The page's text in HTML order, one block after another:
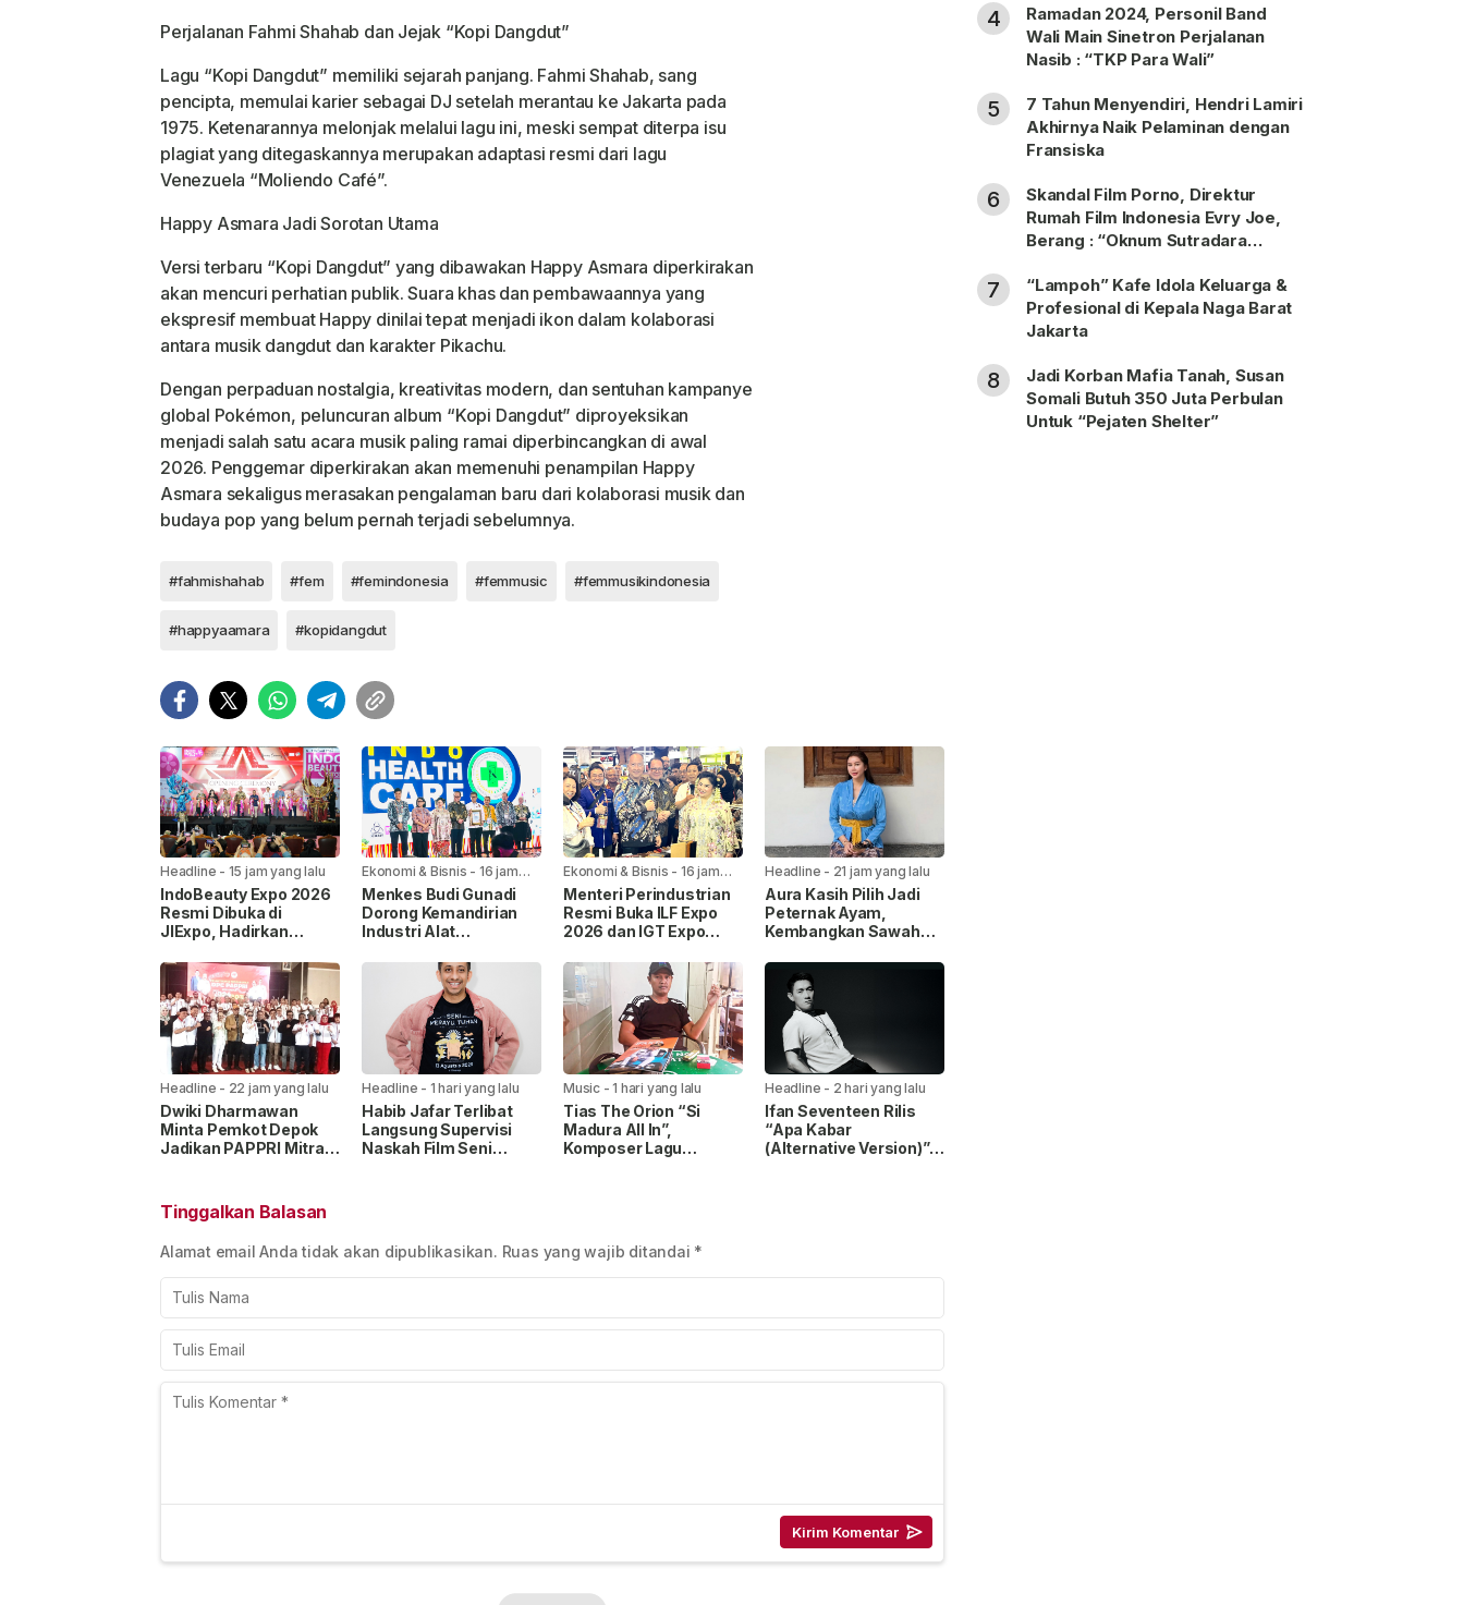
Perjalanan Fahmi Shahab dan Jejak “Kopi Dangdut”
Lagu “Kopi Dangdut” memiliki sejarah panjang. Fahmi Shahab, sang
pencipta, memulai karier sebagai DJ setelah merantau ke Jakarta pada
1975. Ketenarannya melonjak melalui lagu ini, meski sempat diterpa isu
plagiat yang ditegaskannya merupakan adaptasi resmi dari lagu
Venezuela “Moliendo Café”.
Happy Asmara Jadi Sorotan Utama
Versi terbaru “Kopi Dangdut” yang dibawakan Happy Asmara diperkirakan
akan mencuri perhatian publik. Suara khas dan pembawaannya yang
ekspresif membuat Happy dinilai tepat menjadi ikon dalam kolaborasi
antara musik dangdut dan karakter Pikachu.
Dengan perpaduan nostalgia, kreativitas modern, dan sentuhan kampanye
global Pokémon, peluncuran album “Kopi Dangdut” diproyeksikan
menjadi salah satu acara musik paling ramai diperbincangkan di awal
2026. Penggemar diperkirakan akan memenuhi penampilan Happy
Asmara sekaligus merasakan pengalaman baru dari kolaborasi musik dan
budaya pop yang belum pernah terjadi sebelumnya.
#fahmishahab #fem #femindonesia #femmusic #femmusikindonesia
#happyaamara #kopidangdut
Headline - 15 jam yang lalu
IndoBeauty Expo 2026
Resmi Dibuka di
JIExpo, Hadirkan
Kecantikan dari 8
Negara
Ekonomi & Bisnis - 16 jam
yang lalu
Menkes Budi Gunadi
Dorong Kemandirian
Industri Alat
IndoHealthcare
Gakeslab Expo 2026
Ekonomi & Bisnis - 16 jam
yang lalu
Menteri Perindustrian
Resmi Buka ILF Expo
2026 dan IGT Expo
Kulit hingga Tekstil
Tembus Pasar Global
Headline - 21 jam yang lalu
Aura Kasih Pilih Jadi
Peternak Ayam,
Kembangkan Sawah
Ketahanan Pangan
Headline - 22 jam yang lalu
Dwiki Dharmawan
Minta Pemkot Depok
Jadikan PAPPRI Mitra
Industri Musik
Headline - 1 hari yang lalu
Habib Jafar Terlibat
Langsung Supervisi
Naskah Film Seni
Music -1 hari yang lalu
Tias The Orion “Si
Madura All In”,
Komposer Lagu
Headline - 2 hari yang lalu
Ifan Seventeen Rilis
“Apa Kabar
(Alternative Version)”,
Tinggalkan Balasan
Alamat email Anda tidak akan dipublikasikan. Ruas yang wajib ditandai *
4
Ramadan 2024, Personil Band
Wali Main Sinetron Perjalanan
Nasib : “TKP Para Wali”
5
7 Tahun Menyendiri, Hendri Lamiri
Akhirnya Naik Pelaminan dengan
Fransiska
6
Skandal Film Porno, Direktur
Rumah Film Indonesia Evry Joe,
Berang : “Oknum Sutradara
7
“Lampoh” Kafe Idola Keluarga &
Profesional di Kepala Naga Barat
Jakarta
8
Jadi Korban Mafia Tanah, Susan
Somali Butuh 350 Juta Perbulan
Untuk “Pejaten Shelter”